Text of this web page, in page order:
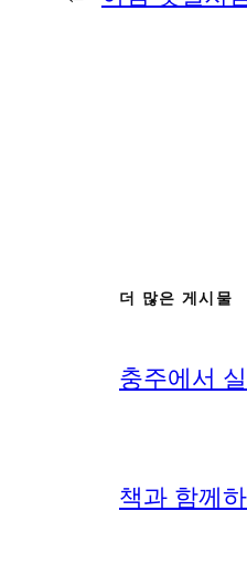
더 많은 게시물
충주에서
책과 함께